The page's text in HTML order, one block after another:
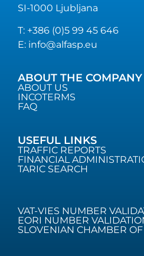
SI-1000 Ljubljana
T: +386 (0)5 99 45 646
E: info@alfasp.eu
ABOUT THE COMPANY
ABOUT US
INCOTERMS
FAQ
USEFUL LINKS
TRAFFIC REPORTS
FINANCIAL
TARIC SEARCH
VAT-VIES NUMBER
EORI NUMBER
SLOVENIAN CHAMBER